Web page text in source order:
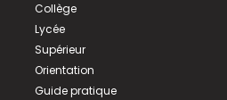
Collège
Lycée
Supérieur
Orientation
Guide pratique